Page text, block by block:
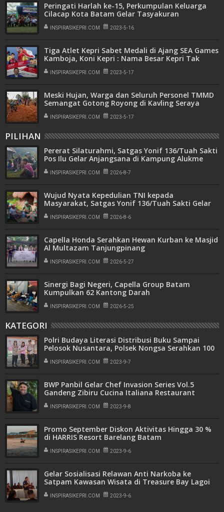
Peringati Harlah ke-15, Perkumpulan Keluarga
Cilacap Kota Batam Gelar Tasyakuran
INSPIRASIKEPRI.COM 2023-5-16
Tiga Atlet Kepri Sabet Medali di Ajang SEA Games
Kamboja, Koni Kepri : Nama Besar Kepri Tak
Terlepas Dari Mereka
INSPIRASIKEPRI.COM 2023-5-17
Meski Hujan, Warga dan Seluruh Personel TMMD
Semangat Gotong Royong di Kavling Seraya
INSPIRASIKEPRI.COM 2023-5-17
PILIHAN
Pererat Silaturahmi, Satgas Yonif 136/Tuah Sakti
Pos Ilu Gelar Anjangsana di Kampung Alukme
INSPIRASIKEPRI.COM 2026-8-7
Wujud Nyata Kepedulian TNI kepada
Masyarakat, Satgas Yonif 136/Tuah Sakti Gelar
Pengobatan Keliling di Kampung Kalome
INSPIRASIKEPRI.COM 2026-8-6
Capella Honda Serahkan Hewan Kurban ke Masjid
Al Multazam Tanjungpinang
INSPIRASIKEPRI.COM 2026-5-27
Sinergi Bagi Negeri, Capella Group Batam
Kumpulkan 62 Kantong Darah
INSPIRASIKEPRI.COM 2026-5-25
KATEGORI
Polri Budaya Literasi Distribusi Buku Sampai
Pelosok Nusantara, Polsek Nongsa Serahkan 100
Paket Buku ke Anak-anak di Ngenang
INSPIRASIKEPRI.COM 2023-9-7
BWP Panbil Gelar Chef Invasion Series Vol.5
Gandeng Zibiru Cucina Italiana Restaurant
INSPIRASIKEPRI.COM 2023-9-8
Promo September Diskon Aktivitas Hingga 30 %
di HARRIS Resort Barelang Batam
INSPIRASIKEPRI.COM 2023-9-6
Gelar Sosialisasi Relawan Anti Narkoba ke
Satpam Kawasan Wisata di Treasure Bay Lagoi
Bintan, Iptu Syofian Ajak Jauhi Narkoba
INSPIRASIKEPRI.COM 2023-9-6